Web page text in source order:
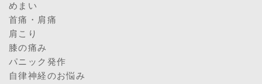
めまい
首痛・肩痛
肩こり
膝の痛み
パニック発作
自律神経のお悩み